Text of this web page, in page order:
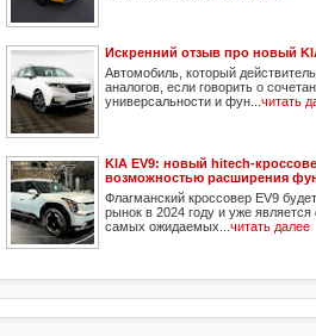
Искренний отзыв про новый
Автомобиль, который
аналогов, если говорить о
универсальности и фун... читать
KIA EV9: новый hitech-
возможностью расширения
Флагманский кроссовер EV9
рынок в 2024 году и уже является
самых ожидаемых... читать далее